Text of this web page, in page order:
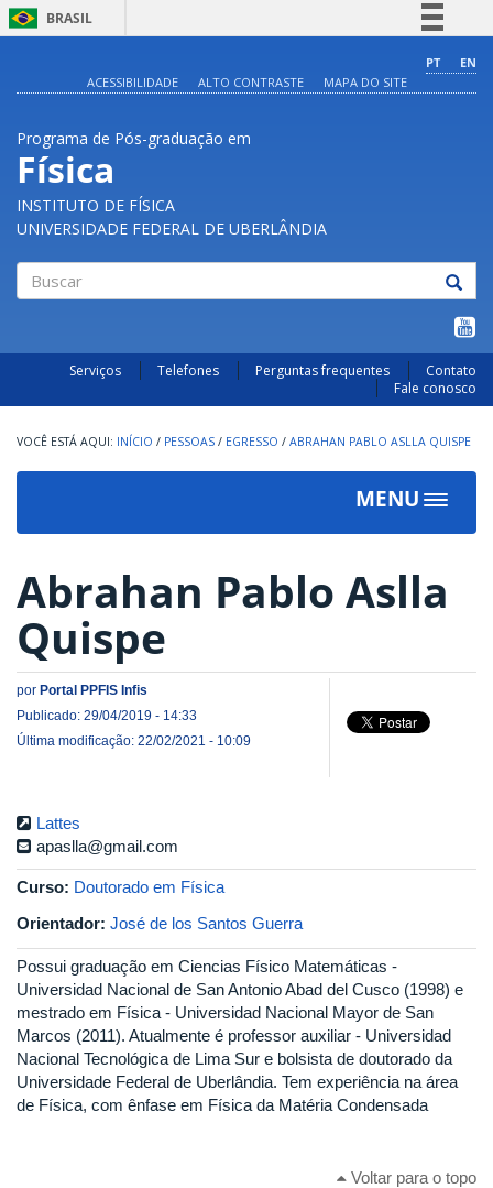
BRASIL
Comunica BR
PT
EN
ACESSIBILIDADE
ALTO CONTRASTE MAPA DO SITE
Programa de Pós-graduação em
Física
INSTITUTO DE FÍSICA
UNIVERSIDADE FEDERAL DE UBERLÂNDIA
Serviços Telefones Perguntas frequentes
Contato
Fale conosco
INÍCIO / PESSOAS / EGRESSO / ABRAHAN PABLO ASLLA QUISPE
MENU
Toggle
Abrahan Pablo Aslla
Quispe
por Portal PPFIS Infis
Publicado: 29/04/2019 - 14:33
Última modificação: 22/02/2021 - 10:09
Lattes
apaslla@gmail.com
Curso: Doutorado em Física
Orientador: José de los Santos Guerra
Possui graduação em Ciencias Físico Matemáticas -
Universidad Nacional de San Antonio Abad del Cusco (1998) e
mestrado em Física - Universidad Nacional Mayor de San
Marcos (2011). Atualmente é professor auxiliar - Universidad
Nacional Tecnológica de Lima Sur e bolsista de doutorado da
Universidade Federal de Uberlândia. Tem experiência na área
de Física, com ênfase em Física da Matéria Condensada
Voltar para o topo